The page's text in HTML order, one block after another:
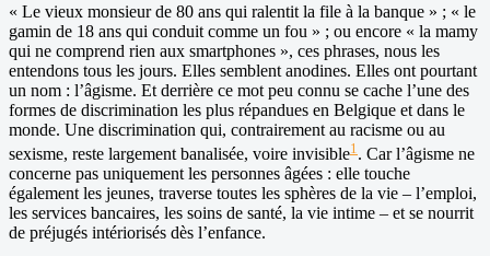
« Le vieux monsieur de 80 ans qui ralentit la file à la banque » ; « le
gamin de 18 ans qui conduit comme un fou » ; ou encore « la mamy
qui ne comprend rien aux smartphones », ces phrases, nous les
entendons tous les jours. Elles semblent anodines. Elles ont pourtant
un nom : l’âgisme. Et derrière ce mot peu connu se cache l’une des
formes de discrimination les plus répandues en Belgique et dans le
monde. Une discrimination qui, contrairement au racisme ou au
sexisme, reste largement banalisée, voire invisible1 . Car l’âgisme ne
concerne pas uniquement les personnes âgées : elle touche
également les jeunes, traverse toutes les sphères de la vie – l’emploi,
les services bancaires, les soins de santé, la vie intime – et se nourrit
de préjugés intériorisés dès l’enfance.